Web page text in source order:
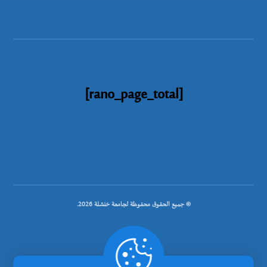
[rano_page_total]
© جميع الحقوق محفوظة لجامعة خنشلة 2026.
.